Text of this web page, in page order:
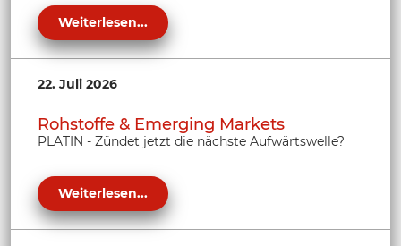
Weiterlesen...
22. Juli 2026
Rohstoffe & Emerging Markets
PLATIN - Zündet jetzt die nächste Aufwärtswelle?
Weiterlesen...